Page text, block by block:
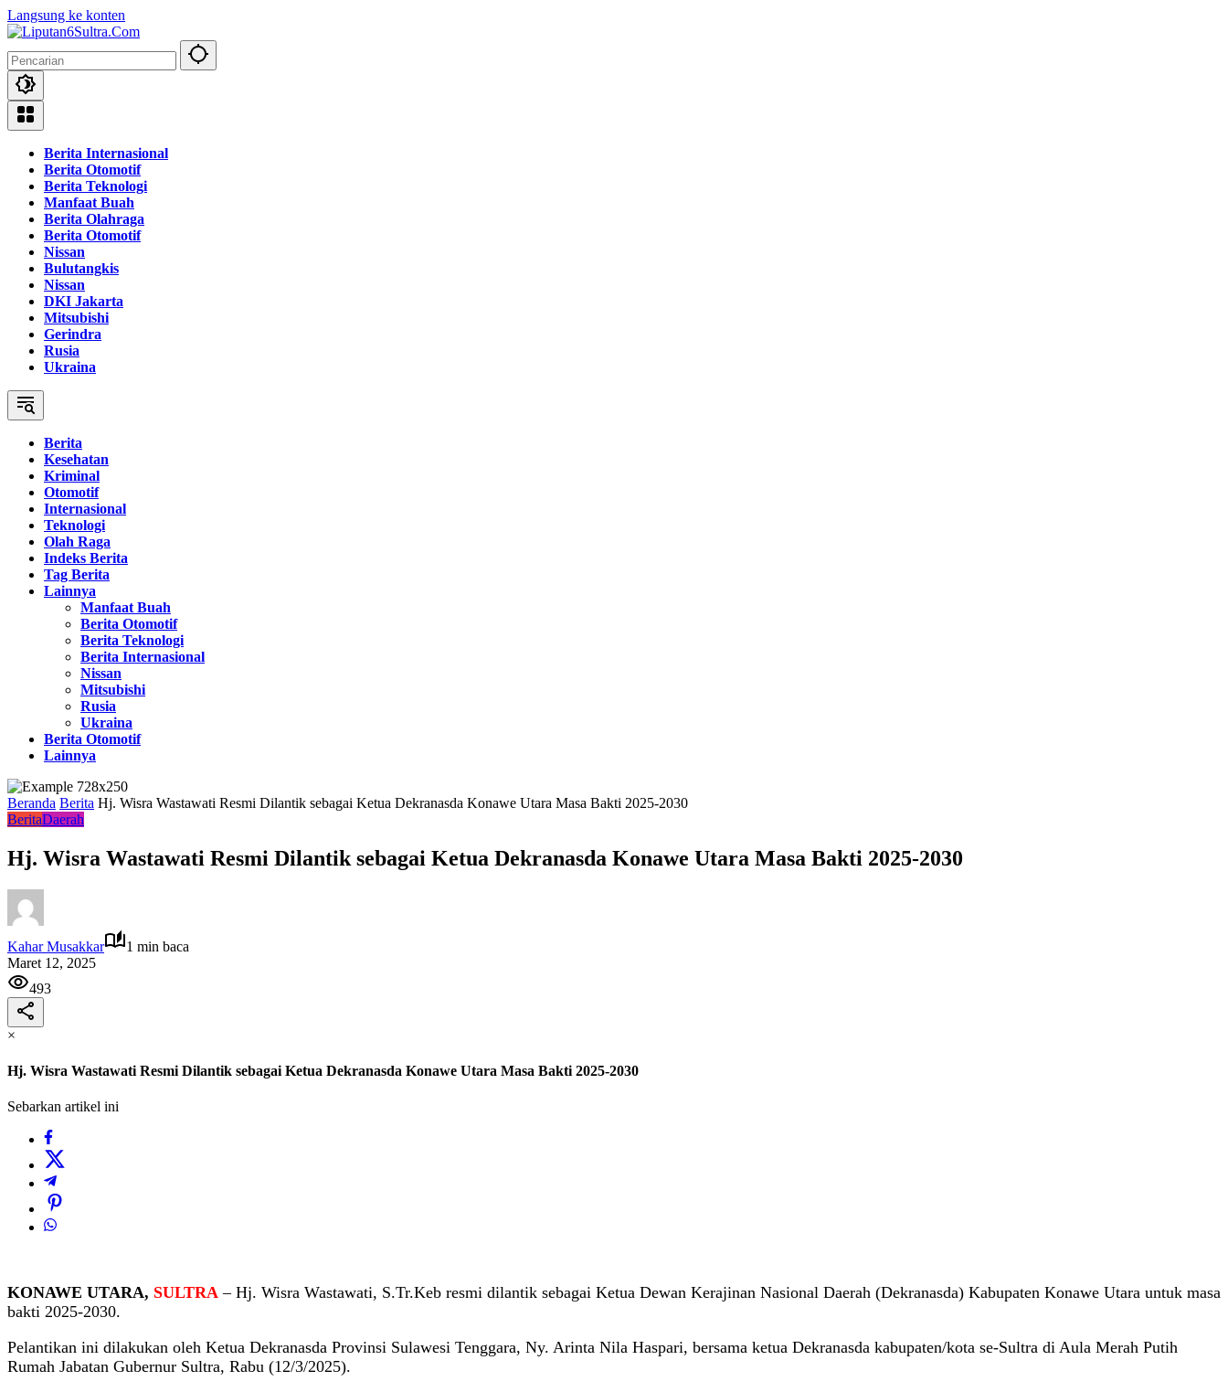
Langsung ke konten
Berita Internasional
Berita Otomotif
Berita Teknologi
Manfaat Buah
Berita Olahraga
Berita Otomotif
Nissan
Bulutangkis
Nissan
DKI Jakarta
Mitsubishi
Gerindra
Rusia
Ukraina
Berita
Kesehatan
Kriminal
Otomotif
Internasional
Teknologi
Olah Raga
Indeks Berita
Tag Berita
Lainnya
Manfaat Buah
Berita Otomotif
Berita Teknologi
Berita Internasional
Nissan
Mitsubishi
Rusia
Ukraina
Berita Otomotif
Lainnya
Beranda Berita Hj. Wisra Wastawati Resmi Dilantik sebagai Ketua Dekranasda Konawe Utara Masa Bakti 2025-2030
BeritaDaerah
Hj. Wisra Wastawati Resmi Dilantik sebagai Ketua Dekranasda Konawe Utara Masa Bakti 2025-2030
Kahar Musakkar
1 min baca
Maret 12, 2025
493
×
Hj. Wisra Wastawati Resmi Dilantik sebagai Ketua Dekranasda Konawe Utara Masa Bakti 2025-2030
Sebarkan artikel ini
KONAWE UTARA, SULTRA – Hj. Wisra Wastawati, S.Tr.Keb resmi dilantik sebagai Ketua Dewan Kerajinan Nasional Daerah (Dekranasda) Kabupaten Konawe Utara untuk masa
bakti 2025-2030.
Pelantikan ini dilakukan oleh Ketua Dekranasda Provinsi Sulawesi Tenggara, Ny. Arinta Nila Haspari, bersama ketua Dekranasda kabupaten/kota se-Sultra di Aula Merah Putih
Rumah Jabatan Gubernur Sultra, Rabu (12/3/2025).